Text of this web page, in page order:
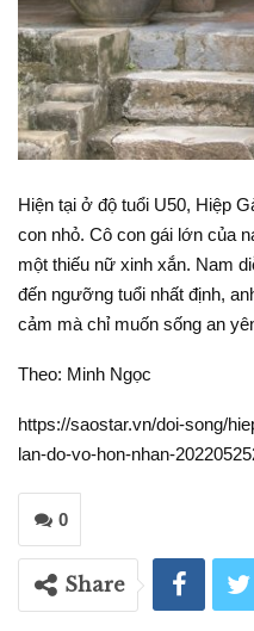
Hiện tại ở độ tuổi U50, Hiệp
con nhỏ. Cô con gái lớn của
một thiếu nữ xinh xắn. Nam
đến ngưỡng tuổi nhất định,
cảm mà chỉ muốn sống an
Theo: Minh Ngọc
https://saostar.vn/doi-song/
lan-do-vo-hon-nhan-
0
Share